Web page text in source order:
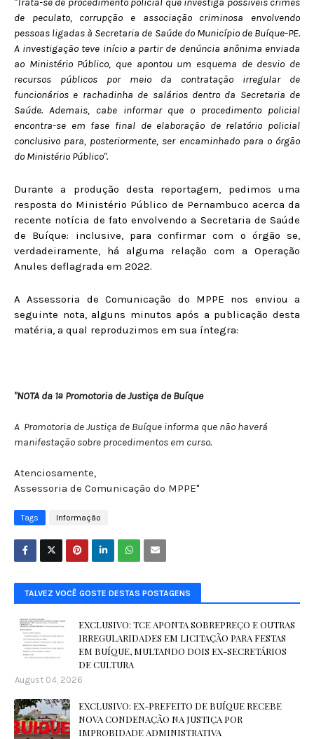
de peculato, corrupção e associação criminosa envolvendo
pessoas ligadas à Secretaria de Saúde do Município de Buíque-PE.
A investigação teve início a partir de denúncia anônima enviada
ao Ministério Público, que apontou um esquema de desvio de
recursos públicos por meio da contratação irregular de
funcionários e rachadinha de salários dentro da Secretaria de
Saúde. Ademais, cabe informar que o procedimento policial
encontra-se em fase final de elaboração de relatório policial
conclusivo para, posteriormente, ser encaminhado para o órgão
do Ministério Público".
Durante a produção desta reportagem, pedimos uma
resposta do Ministério Público de Pernambuco acerca da
recente notícia de fato envolvendo a Secretaria de Saúde
de Buíque: inclusive, para confirmar com o órgão se,
verdadeiramente, há alguma relação com a Operação
Anules deflagrada em 2022.
A Assessoria de Comunicação do MPPE nos enviou a
seguinte nota, alguns minutos após a publicação desta
matéria, a qual reproduzimos em sua íntegra:
"NOTA da 1ª Promotoria de Justiça de Buíque
A Promotoria de Justiça de Buíque informa que não haverá
manifestação sobre procedimentos em curso.
Atenciosamente,
Assessoria de Comunicação do MPPE"
Tags Informação
TALVEZ VOCÊ GOSTE DESTAS POSTAGENS
EXCLUSIVO: TCE APONTA SOBREPREÇO E OUTRAS
IRREGULARIDADES EM LICITAÇÃO PARA FESTAS
EM BUÍQUE, MULTANDO DOIS EX-SECRETÁRIOS
DE CULTURA
August 04, 2026
EXCLUSIVO: EX-PREFEITO DE BUÍQUE RECEBE
NOVA CONDENAÇÃO NA JUSTIÇA POR
IMPROBIDADE ADMINISTRATIVA